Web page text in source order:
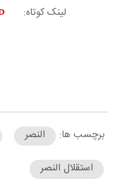
لینک کوتاه:
برچسب ها: النصر
استقلال النصر